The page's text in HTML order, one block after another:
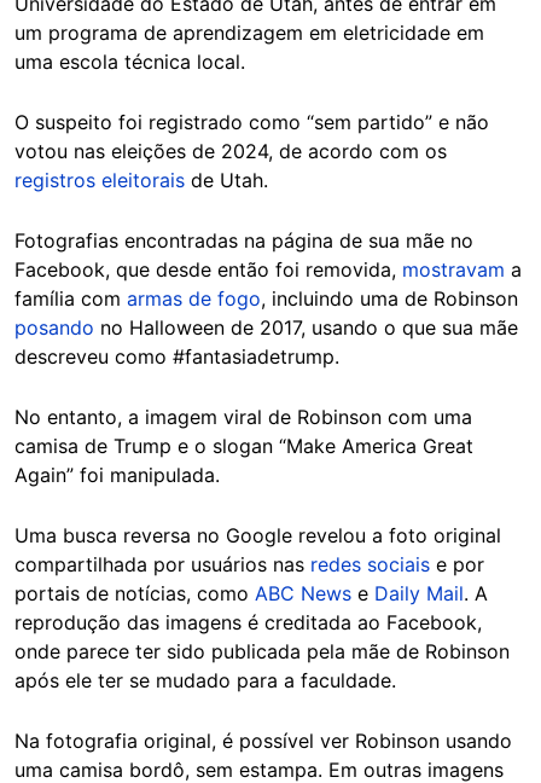
um programa de aprendizagem em eletricidade em
uma escola técnica local.
O suspeito foi registrado como “sem partido” e não
votou nas eleições de 2024, de acordo com os
registros eleitorais de Utah.
Fotografias encontradas na página de sua mãe no
Facebook, que desde então foi removida, mostravam a
família com armas de fogo, incluindo uma de Robinson
posando no Halloween de 2017, usando o que sua mãe
descreveu como #fantasiadetrump.
No entanto, a imagem viral de Robinson com uma
camisa de Trump e o slogan “Make America Great
Again” foi manipulada.
Uma busca reversa no Google revelou a foto original
compartilhada por usuários nas redes sociais e por
portais de notícias, como ABC News e Daily Mail. A
reprodução das imagens é creditada ao Facebook,
onde parece ter sido publicada pela mãe de Robinson
após ele ter se mudado para a faculdade.
Na fotografia original, é possível ver Robinson usando
uma camisa bordô, sem estampa. Em outras imagens